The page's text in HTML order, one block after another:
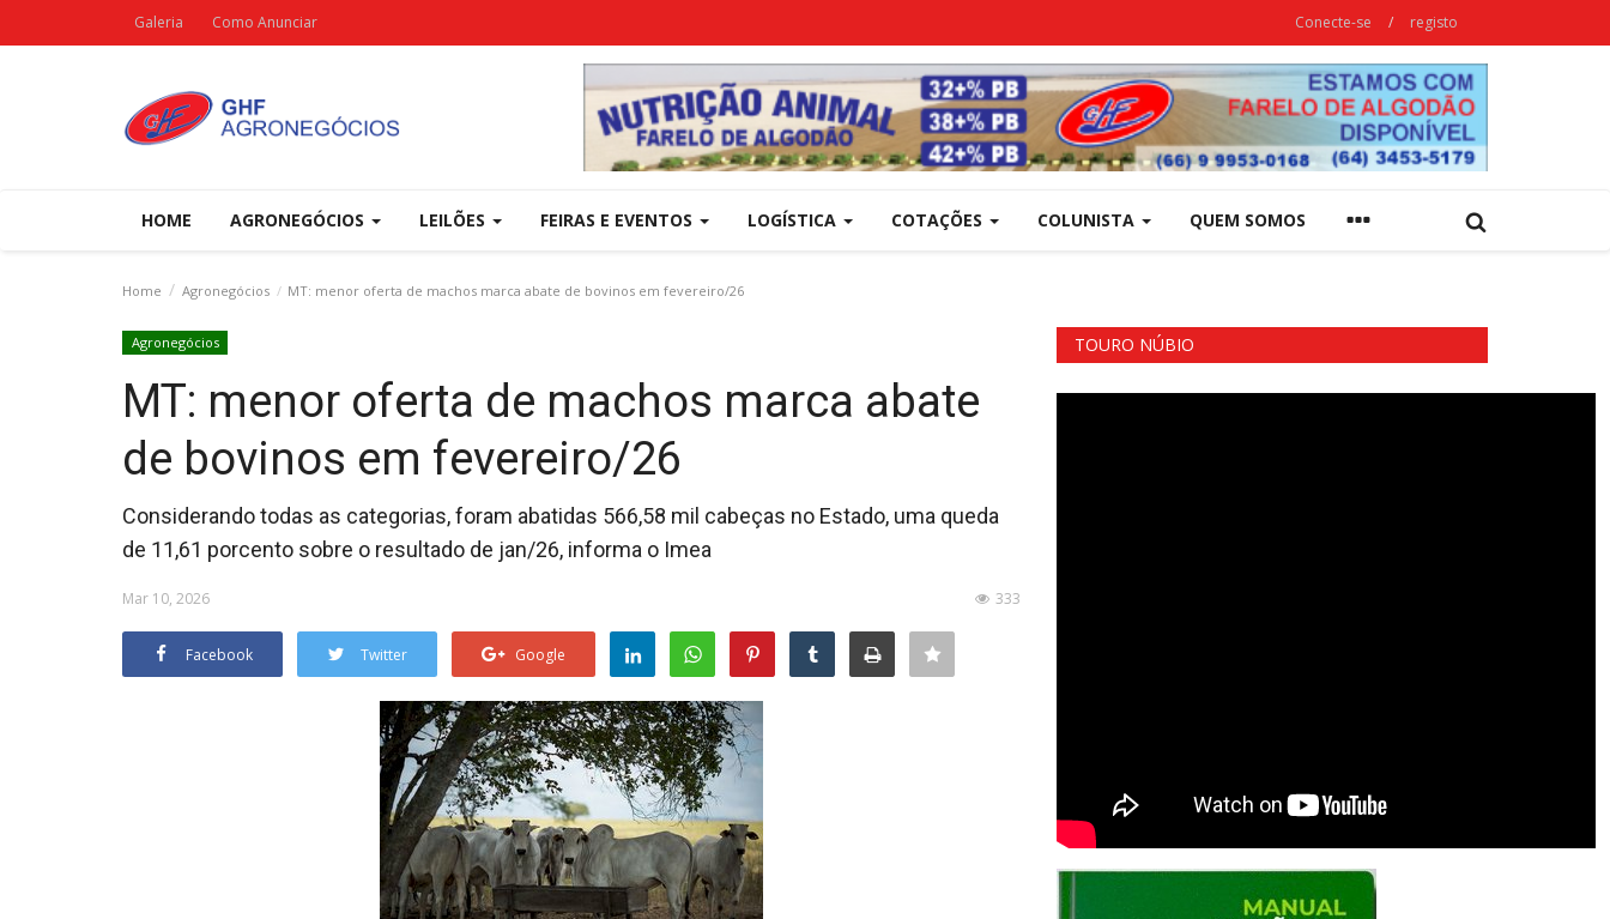
Galeria Como Anunciar Conecte-se / registo
HOME AGRONEGÓCIOS LEILÕES FEIRAS E EVENTOS LOGÍSTICA COTAÇÕES COLUNISTA QUEM SOMOS
Home Agronegócios MT: menor oferta de machos marca abate de bovinos em fevereiro/26
Agronegócios
MT: menor oferta de machos marca abate
de bovinos em fevereiro/26
Considerando todas as categorias, foram abatidas 566,58 mil cabeças no Estado, uma queda
de 11,61 porcento sobre o resultado de jan/26, informa o Imea
Mar 10, 2026 333
Facebook Twitter Google
TOURO NÚBIO